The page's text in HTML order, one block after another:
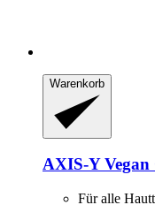
Warenkorb
AXIS-YVegan
Für alle